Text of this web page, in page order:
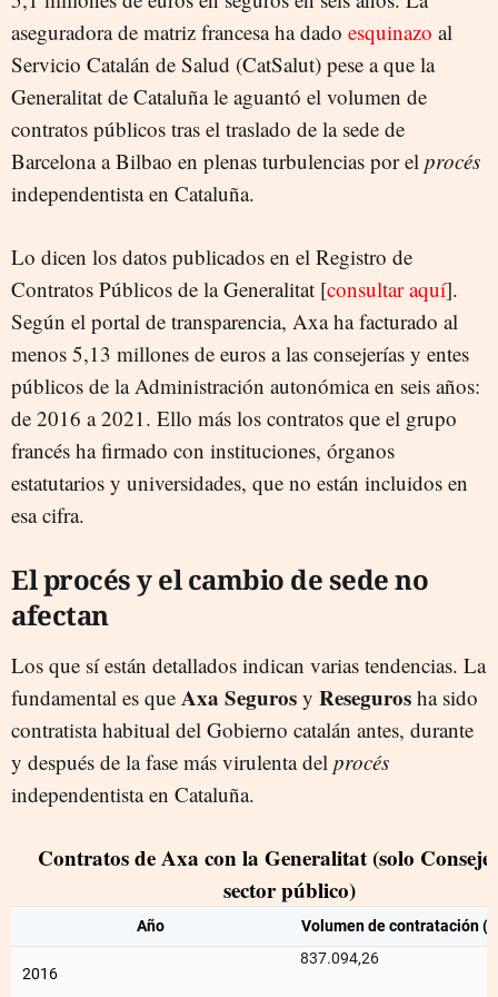
aseguradora de matriz francesa ha dado esquinazo al
Servicio Catalán de Salud (CatSalut) pese a que la
Generalitat de Cataluña le aguantó el volumen de
contratos públicos tras el traslado de la sede de
Barcelona a Bilbao en plenas turbulencias por el procés
independentista en Cataluña.
Lo dicen los datos publicados en el Registro de
Contratos Públicos de la Generalitat [consultar aquí].
Según el portal de transparencia, Axa ha facturado al
menos 5,13 millones de euros a las consejerías y entes
públicos de la Administración autonómica en seis años:
de 2016 a 2021. Ello más los contratos que el grupo
francés ha firmado con instituciones, órganos
estatutarios y universidades, que no están incluidos en
esa cifra.
El procés y el cambio de sede no
afectan
Los que sí están detallados indican varias tendencias. La
fundamental es que Axa Seguros y Reseguros ha sido
contratista habitual del Gobierno catalán antes, durante
y después de la fase más virulenta del procés
independentista en Cataluña.
Contratos de Axa con la Generalitat (solo
sector público)
Año Volumen de contratación
2016
837.094,26